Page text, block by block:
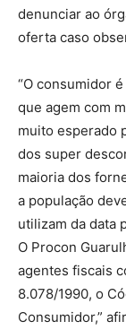
denunciar ao
oferta caso
“O consumidor
que agem com
muito esperado
dos super
maioria dos
a população
utilizam da data
O Procon
agentes fiscais
8.078/1990, o
Consumidor,”